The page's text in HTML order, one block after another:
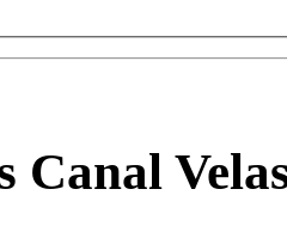
Canal